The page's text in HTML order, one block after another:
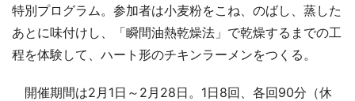
特別プログラム。参加者は小麦粉をこね、のばし、蒸した
あとに味付けし、「瞬間油熱乾燥法」で乾燥するまでの工
程を体験して、ハート形のチキンラーメンをつくる。
開催期間は2月1日～2月28日。1日8回、各回90分（休